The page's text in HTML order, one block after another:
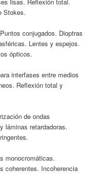
Stokes.
conjugados. Dioptras
Lentes y espejos.
ópticos.
interfases entre medios
Reflexión total y
de ondas
láminas retardadoras.
monocromáticas.
coherentes. Incoherencia